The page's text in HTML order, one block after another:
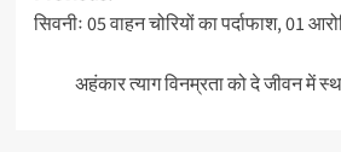
navigation
सिवनीः 05 वाहन चोरियों का पर्दाफाश, 01
अहंकार त्याग विनम्रता को दे जीवन में